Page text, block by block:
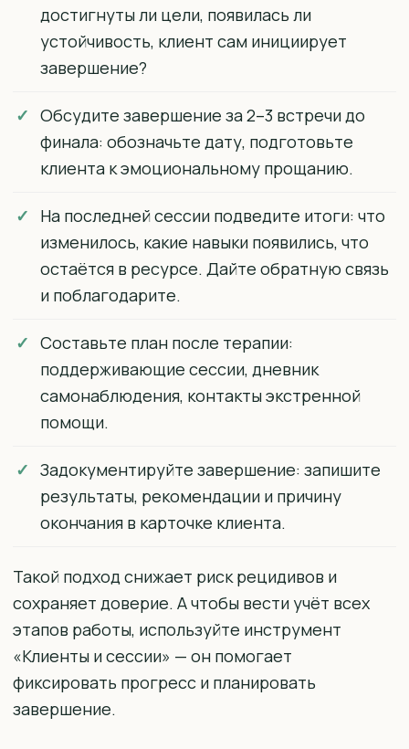
достигнуты ли цели, появилась ли
устойчивость, клиент сам инициирует
завершение?
Обсудите завершение за 2–3 встречи до
финала: обозначьте дату, подготовьте
клиента к эмоциональному прощанию.
На последней сессии подведите итоги: что
изменилось, какие навыки появились, что
остаётся в ресурсе. Дайте обратную связь
и поблагодарите.
Составьте план после терапии:
поддерживающие сессии, дневник
самонаблюдения, контакты экстренной
помощи.
Задокументируйте завершение: запишите
результаты, рекомендации и причину
окончания в карточке клиента.
Такой подход снижает риск рецидивов и
сохраняет доверие. А чтобы вести учёт всех
этапов работы, используйте инструмент
«Клиенты и сессии» — он помогает
фиксировать прогресс и планировать
завершение.